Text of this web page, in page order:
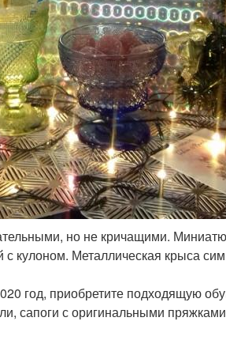
но не кричащими.
кулоном. Металлическая крыса
год, приобретите подходящую
сапоги с оригинальными